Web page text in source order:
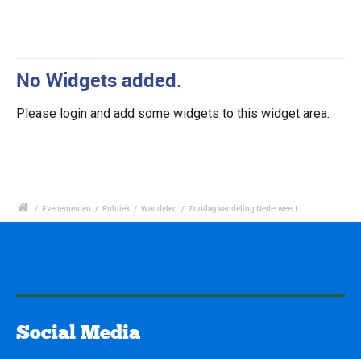
No Widgets added.
Please login and add some widgets to this widget area.
/ Evenementen / Publiek / Wandelen / Zondagwandeling Nederweert
Social Media